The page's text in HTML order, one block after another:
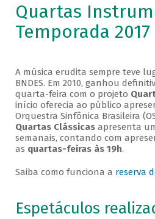
Quartas
Temporada 2017
A música erudita sempre teve
BNDES. Em 2010, ganhou
quarta-feira com o projeto
início oferecia ao público
Orquestra Sinfônica Brasileira
Quartas Clássicasapresenta
semanais, contando com
as quartas-feiras às 19h.
Saiba como funciona a reserva
Espetáculos